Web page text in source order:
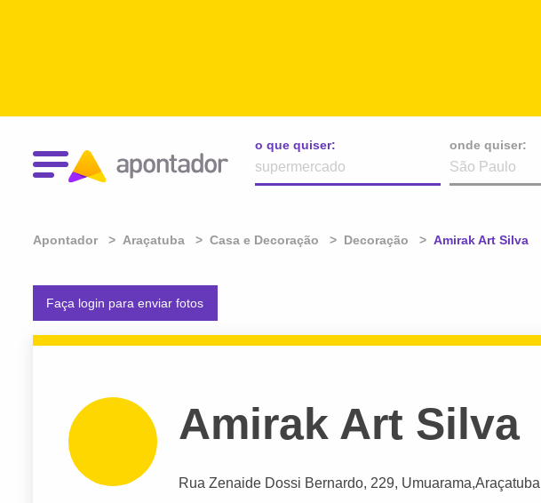
o que quiser:
onde quiser:
Apontador Araçatuba Casa e Decoração Decoração Atual:
Amirak Art Silva
Faça login para enviar fotos
Amirak Art Silva
Rua Zenaide Dossi Bernardo, 229, Umuarama,Araçatuba